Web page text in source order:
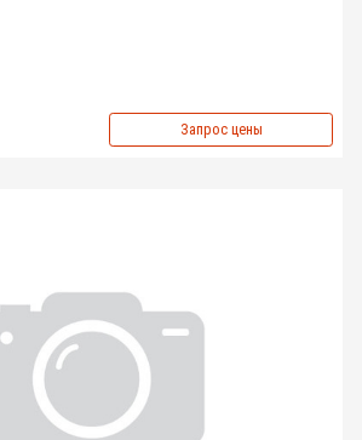
Запрос цены